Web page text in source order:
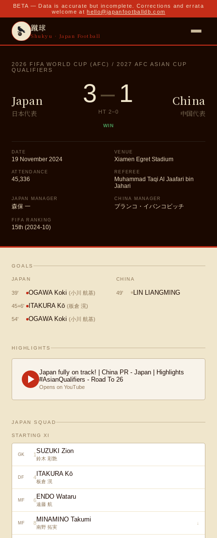
BETA — Data is accurate but incomplete. Corrections and errata
welcome at hello@japanfootballdb.com
蹴球
Shukyu · Japan Football
2026 FIFA WORLD CUP (AFC) / 2027 AFC ASIAN CUP
QUALIFIERS
Japan
日本代表
3– 1
HT 2–0
WIN
China
中国代表
DATE
19 November 2024
VENUE
Xiamen Egret Stadium
ATTENDANCE
45,336
REFEREE
Muhammad Taqi Al Jaafari bin
Jahari
JAPAN MANAGER
森保 一
CHINA MANAGER
ブランコ・イバンコビッチ
FIFA RANKING
15th (2024-10)
GOALS
JAPAN
39' OGAWA Koki (小川 航基)
45+6' ITAKURA Kō (板倉 滉)
54' OGAWA Koki (小川 航基)
CHINA
49' LIN LIANGMING
HIGHLIGHTS
Japan fully on track! | China PR - Japan | Highlights
#AsianQualifiers - Road To 26
Opens on YouTube
JAPAN SQUAD
STARTING XI
GK 1SUZUKI Zion
鈴木 彩艶
DF 4 ITAKURA Kō
板倉 滉
MF 6ENDO Wataru
遠藤 航
MF 8MINAMINO Takumi
南野 拓実
↓